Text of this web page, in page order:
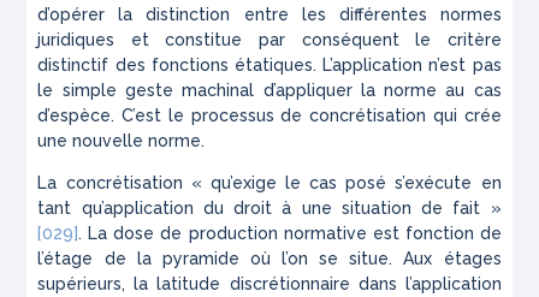
d’opérer la distinction entre les différentes normes
juridiques et constitue par conséquent le critère
distinctif des fonctions étatiques. L’application n’est pas
le simple geste machinal d’appliquer la norme au cas
d’espèce. C’est le processus de concrétisation qui crée
une nouvelle norme.
La concrétisation « qu’exige le cas posé s’exécute en
tant qu’application du droit à une situation de fait »
[029]. La dose de production normative est fonction de
l’étage de la pyramide où l’on se situe. Aux étages
supérieurs, la latitude discrétionnaire dans l’application